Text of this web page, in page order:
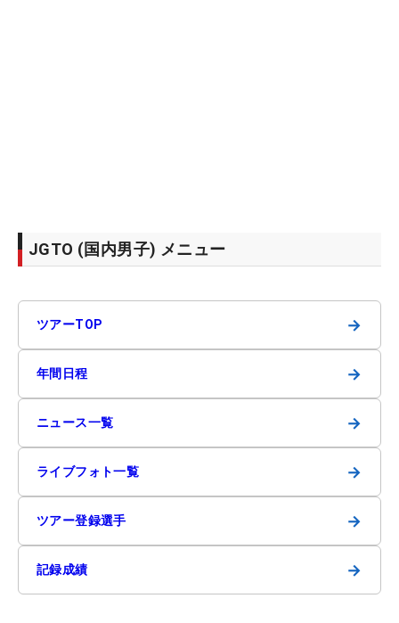
JGTO (国内男子) メニュー
ツアーTOP →
年間日程 →
ニュース一覧 →
ライブフォト一覧 →
ツアー登録選手 →
記録成績 →